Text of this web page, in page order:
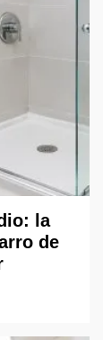
la
de